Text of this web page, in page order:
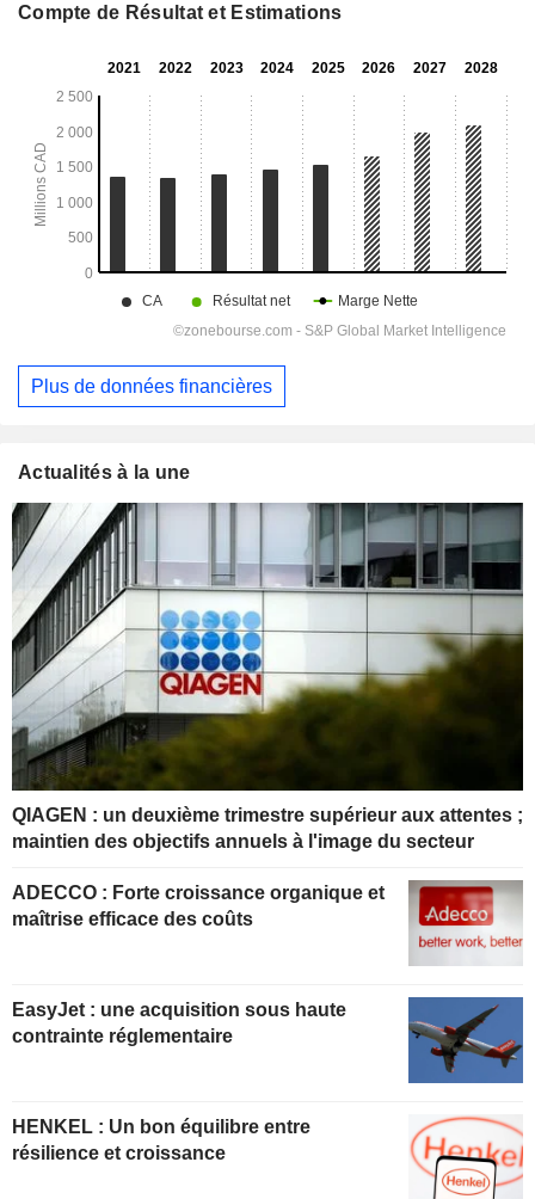
Compte de Résultat et Estimations
Plus de données financières
Actualités à la une
QIAGEN : un deuxième trimestre supérieur aux attentes ;
maintien des objectifs annuels à l'image du secteur
ADECCO : Forte croissance organique et
maîtrise efficace des coûts
EasyJet : une acquisition sous haute
contrainte réglementaire
HENKEL : Un bon équilibre entre
résilience et croissance